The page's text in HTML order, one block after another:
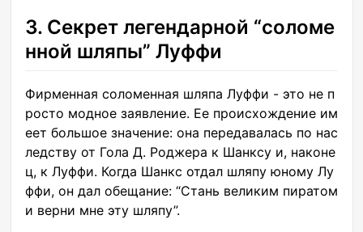
3. Секрет легендарной “соломе
нной шляпы” Луффи
Фирменная соломенная шляпа Луффи - это не п
росто модное заявление. Ее происхождение им
еет большое значение: она передавалась по нас
ледству от Гола Д. Роджера к Шанксу и, наконе
ц, к Луффи. Когда Шанкс отдал шляпу юному Лу
ффи, он дал обещание: “Стань великим пиратом
и верни мне эту шляпу”.